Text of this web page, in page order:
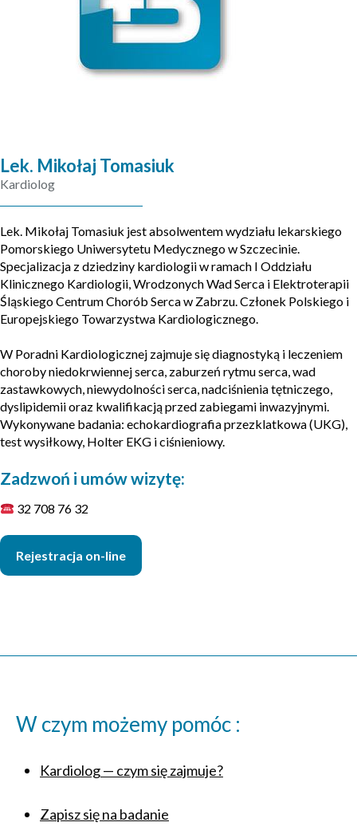
Lek. Mikołaj Tomasiuk
Kardiolog
Lek. Mikołaj Tomasiuk jest absolwentem wydziału lekarskiego
Pomorskiego Uniwersytetu Medycznego w Szczecinie.
Specjalizacja z dziedziny kardiologii w ramach I Oddziału
Klinicznego Kardiologii, Wrodzonych Wad Serca i Elektroterapii
Śląskiego Centrum Chorób Serca w Zabrzu. Członek Polskiego i
Europejskiego Towarzystwa Kardiologicznego.
W Poradni Kardiologicznej zajmuje się diagnostyką i leczeniem
choroby niedokrwiennej serca, zaburzeń rytmu serca, wad
zastawkowych, niewydolności serca, nadciśnienia tętniczego,
dyslipidemii oraz kwalifikacją przed zabiegami inwazyjnymi.
Wykonywane badania: echokardiografia przezklatkowa (UKG),
test wysiłkowy, Holter EKG i ciśnieniowy.
Zadzwoń i umów wizytę:
32 708 76 32
Rejestracja on-line
W czym możemy pomóc :
Kardiolog — czym się zajmuje?
Zapisz się na badanie